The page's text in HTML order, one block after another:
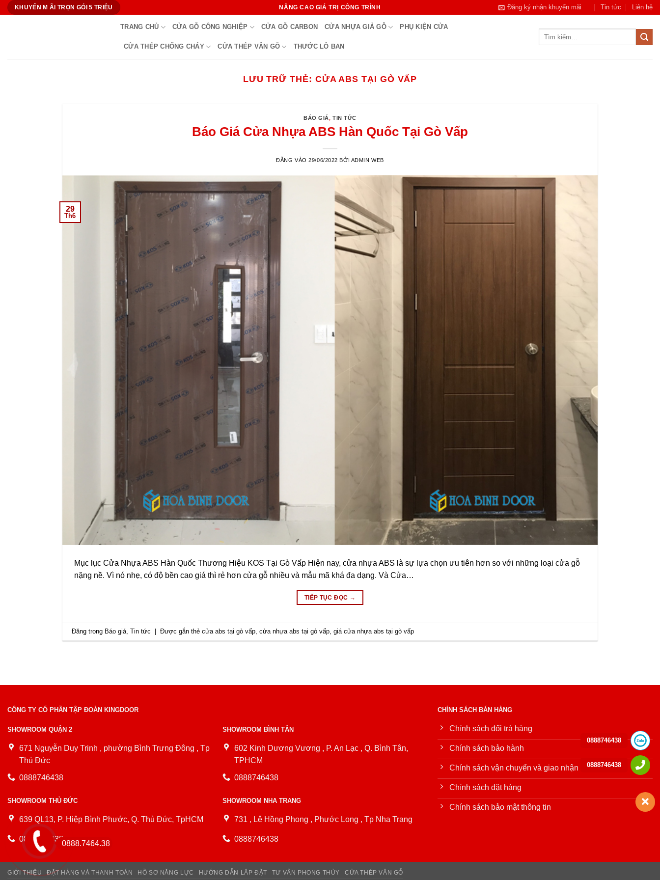
Bỏ
KHUYẾN M ÃI TRỌN GÓI 5 TRIỆU NÂNG CAO GIÁ TRỊ CÔNG TRÌNH Đăng ký nhận khuyến mãi Tin tức Liên hệ
TRANG CHỦ CỬA GỖ CÔNG NGHIỆP CỬA GỖ CARBON CỬA NHỰA GIẢ GỖ PHỤ KIỆN CỬA
CỬA THÉP CHỐNG CHÁY CỬA THÉP VÂN GỖ THƯỚC LỖ BAN
LƯU TRỮ THẺ: CỬA ABS TẠI GÒ VẤP
BÁO GIÁ,TIN TỨC
Báo Giá Cửa Nhựa ABS Hàn Quốc Tại Gò Vấp
ĐĂNG VÀO29/06/2022 BỞI ADMIN WEB
29
Th6
Mục lục Cửa Nhựa ABS Hàn Quốc Thương Hiệu KOS Tại Gò Vấp Hiện nay, cửa nhựa ABS là sự lựa chọn ưu tiên hơn so với những loại cửa gỗ
nặng nề. Vì nó nhẹ, có độ bền cao giá thì rẻ hơn cửa gỗ nhiều và mẫu mã khá đa dạng. Và Cửa…
TIẾP TỤC ĐỌC →
Đăng trong Báo giá ,Tin tức | Được gắn thẻcửa abs tại gò vấp ,cửa nhựa abs tại gò vấp ,giá cửa nhựa abs tại gò vấp
CÔNG TY CỔ PHẦN TẬP ĐOÀN KINGDOOR
SHOWROOM QUẬN 2
671 Nguyễn Duy Trinh , phường Bình Trưng Đông , Tp
Thủ Đức
0888746438
SHOWROOM THỦ ĐỨC
639 QL13, P. Hiệp Bình Phước, Q. Thủ Đức, TpHCM
0888746438
SHOWROOM BÌNH TÂN
602 Kinh Dương Vương , P. An Lạc , Q. Bình Tân,
TPHCM
0888746438
SHOWROOM NHA TRANG
731 , Lê Hồng Phong , Phước Long , Tp Nha Trang
0888746438
CHÍNH SÁCH BÁN HÀNG
Chính sách đổi trả hàng
Chính sách bảo hành
Chính sách vận chuyển và giao nhận
Chính sách đặt hàng
Chính sách bảo mật thông tin
GIỚI THIỆU ĐẶT HÀNG VÀ THANH TOÁN HỒ SƠ NĂNG LỰC HƯỚNG DẪN LẮP ĐẶT TƯ VẤN PHONG THỦY CỬA THÉP VÂN GỖ
0888.7464.38
0888746438
0888746438